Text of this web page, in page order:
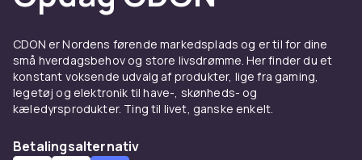
CDON er Nordens førende markedsplads og er til for dine
små hverdagsbehov og store livsdrømme. Her finder du et
konstant voksende udvalg af produkter, lige fra gaming,
legetøj og elektronik til have-, skønheds- og
kæledyrsprodukter. Ting til livet, ganske enkelt.
Betalingsalternativ